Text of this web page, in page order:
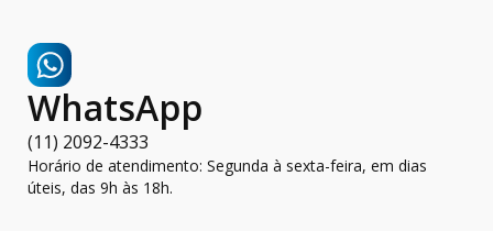
WhatsApp
(11) 2092-4333
Horário de atendimento: Segunda à sexta-feira, em dias
úteis, das 9h às 18h.